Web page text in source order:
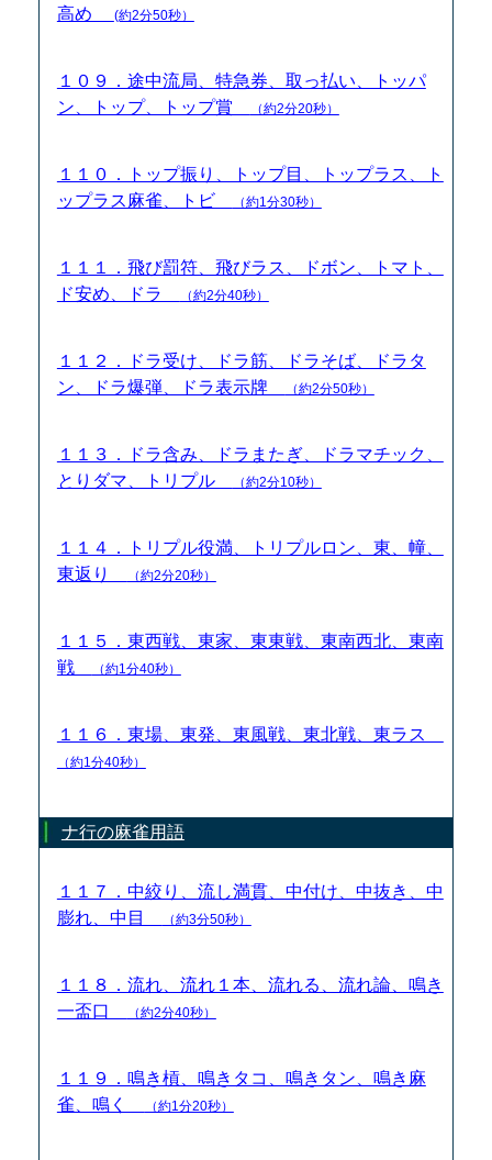
高め
(約2分50秒）
１０９．途中流局、特急券、取っ払い、トッパ
ン、トップ、トップ賞
（約2分20秒）
１１０．トップ振り、トップ目、トップラス、ト
ップラス麻雀、トビ
（約1分30秒）
１１１．飛び罰符、飛びラス、ドボン、トマト、
ド安め、ドラ
（約2分40秒）
１１２．ドラ受け、ドラ筋、ドラそば、ドラタ
ン、ドラ爆弾、ドラ表示牌
（約2分50秒）
１１３．ドラ含み、ドラまたぎ、ドラマチック、
とりダマ、トリプル
（約2分10秒）
１１４．トリプル役満、トリプルロン、東、幢、
東返り
（約2分20秒）
１１５．東西戦、東家、東東戦、東南西北、東南
戦
（約1分40秒）
１１６．東場、東発、東風戦、東北戦、東ラス
（約1分40秒）
ナ行の麻雀用語
１１７．中絞り、流し満貫、中付け、中抜き、中
膨れ、中目
（約3分50秒）
１１８．流れ、流れ１本、流れる、流れ論、鳴き
一盃口
（約2分40秒）
１１９．鳴き槓、鳴きタコ、鳴きタン、鳴き麻
雀、鳴く
（約1分20秒）